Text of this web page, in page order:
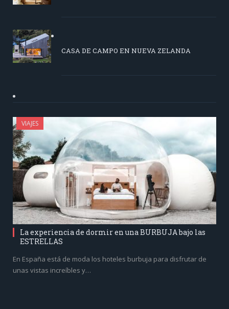
CASA DE CAMPO EN NUEVA ZELANDA
VIAJES
La experiencia de dormir en una BURBUJA bajo las
ESTRELLAS
En España está de moda los hoteles burbuja para disfrutar de
unas vistas increíbles y…